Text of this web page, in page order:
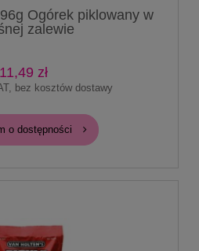
Ogórek piklowany w
zalewie
11,49 zł
bez kosztów dostawy
o dostępności